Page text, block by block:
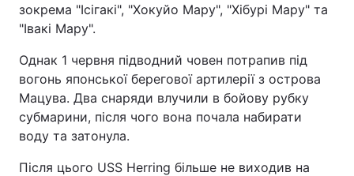
зокрема "Ісігакі", "Хокуйо Мару", "Хібурі Мару" та
"Івакі Мару".
Однак 1 червня підводний човен потрапив під
вогонь японської берегової артилерії з острова
Мацува. Два снаряди влучили в бойову рубку
субмарини, після чого вона почала набирати
воду та затонула.
Після цього USS Herring більше не виходив на